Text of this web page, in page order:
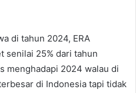
di tahun 2024, ERA
senilai 25% dari tahun
menghadapi 2024 walau di
di Indonesia tapi tidak